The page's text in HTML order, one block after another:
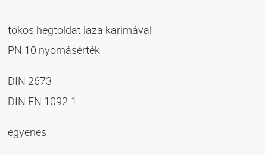
tokos hegtoldat laza karimával
PN 10 nyomásérték
DIN 2673
DIN EN 1092-1
egyenes